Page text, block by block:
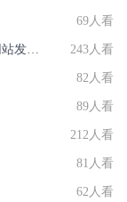
69人看
243人看
82人看
89人看
212人看
81人看
62人看